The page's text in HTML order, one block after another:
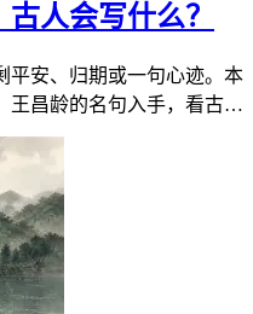
人会写什么？
平安、归期或一句心迹。本
王昌龄的名句入手，看古人
纸上与口信里。